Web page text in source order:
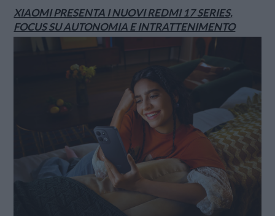
XIAOMI PRESENTA I NUOVI REDMI 17 SERIES,
FOCUS SU AUTONOMIA E INTRATTENIMENTO